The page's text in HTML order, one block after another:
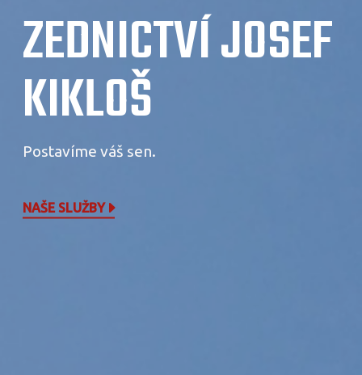
ZEDNICTVÍ JOSEF
KIKLOŠ
Postavíme váš sen.
NAŠE SLUŽBY